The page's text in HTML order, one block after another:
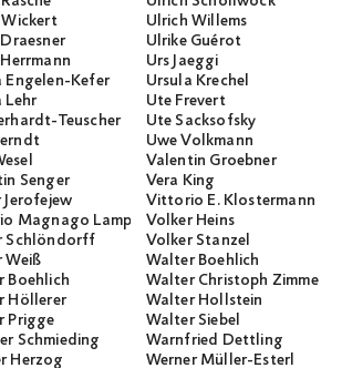
Ulrich Willems
Ulrike Guérot
Urs Jaeggi
Engelen-Kefer
Ursula Krechel
Lehr
Ute Frevert
Teuscher
Ute Sacksofsky
Uwe Volkmann
Valentin Groebner
Senger
Vera King
Vittorio E. Klostermann
Magnago LampugnaniVolker Heins
Schlöndorff
Volker Stanzel
Weiß
Walter Boehlich
Boehlich
Walter Christoph Zimmerli
Höllerer
Walter Hollstein
Prigge
Walter Siebel
Schmieding
Warnfried Dettling
Herzog
Werner Müller-Esterl